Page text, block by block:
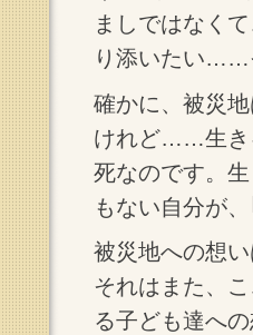
ましではなく
り添いたい……
確かに、被災
けれど……生き
死なのです。
もない自分が
被災地への想
それはまた、
る子ども達へ